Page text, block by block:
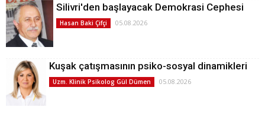
Silivri'den başlayacak Demokrasi Cephesi
Hasan Baki Çifçi 05.08.2026
Kuşak çatışmasının psiko-sosyal dinamikleri
Uzm. Klinik Psikolog Gül Dümen 05.08.2026